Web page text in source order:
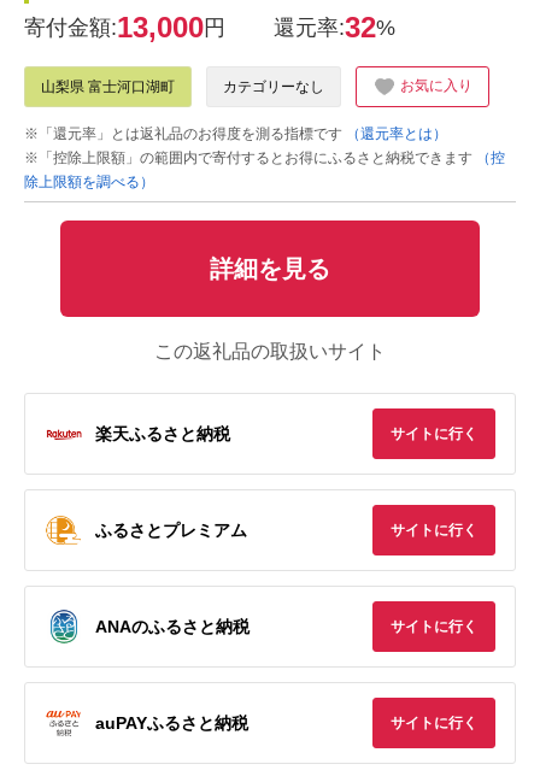
寄付金額:13,000円 還元率:32%
山梨県 富士河口湖町 カテゴリーなし お気に入り
※「還元率」とは返礼品のお得度を測る指標です
（還元率とは）
※「控除上限額」の範囲内で寄付するとお得にふるさと納税できます
（控
除上限額を調べる）
詳細を見る
この返礼品の取扱いサイト
楽天ふるさと納税 サイトに行く
ふるさとプレミアム サイトに行く
ANAのふるさと納税 サイトに行く
auPAYふるさと納税 サイトに行く